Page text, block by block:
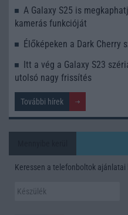
A Galaxy S25 is
kamerás funkcióját
Élőképeken a Dark Cherry
Itt a vég a Galaxy S23
utolsó nagy frissítés
További hírek
Keressen a telefonboltok ajánlatai